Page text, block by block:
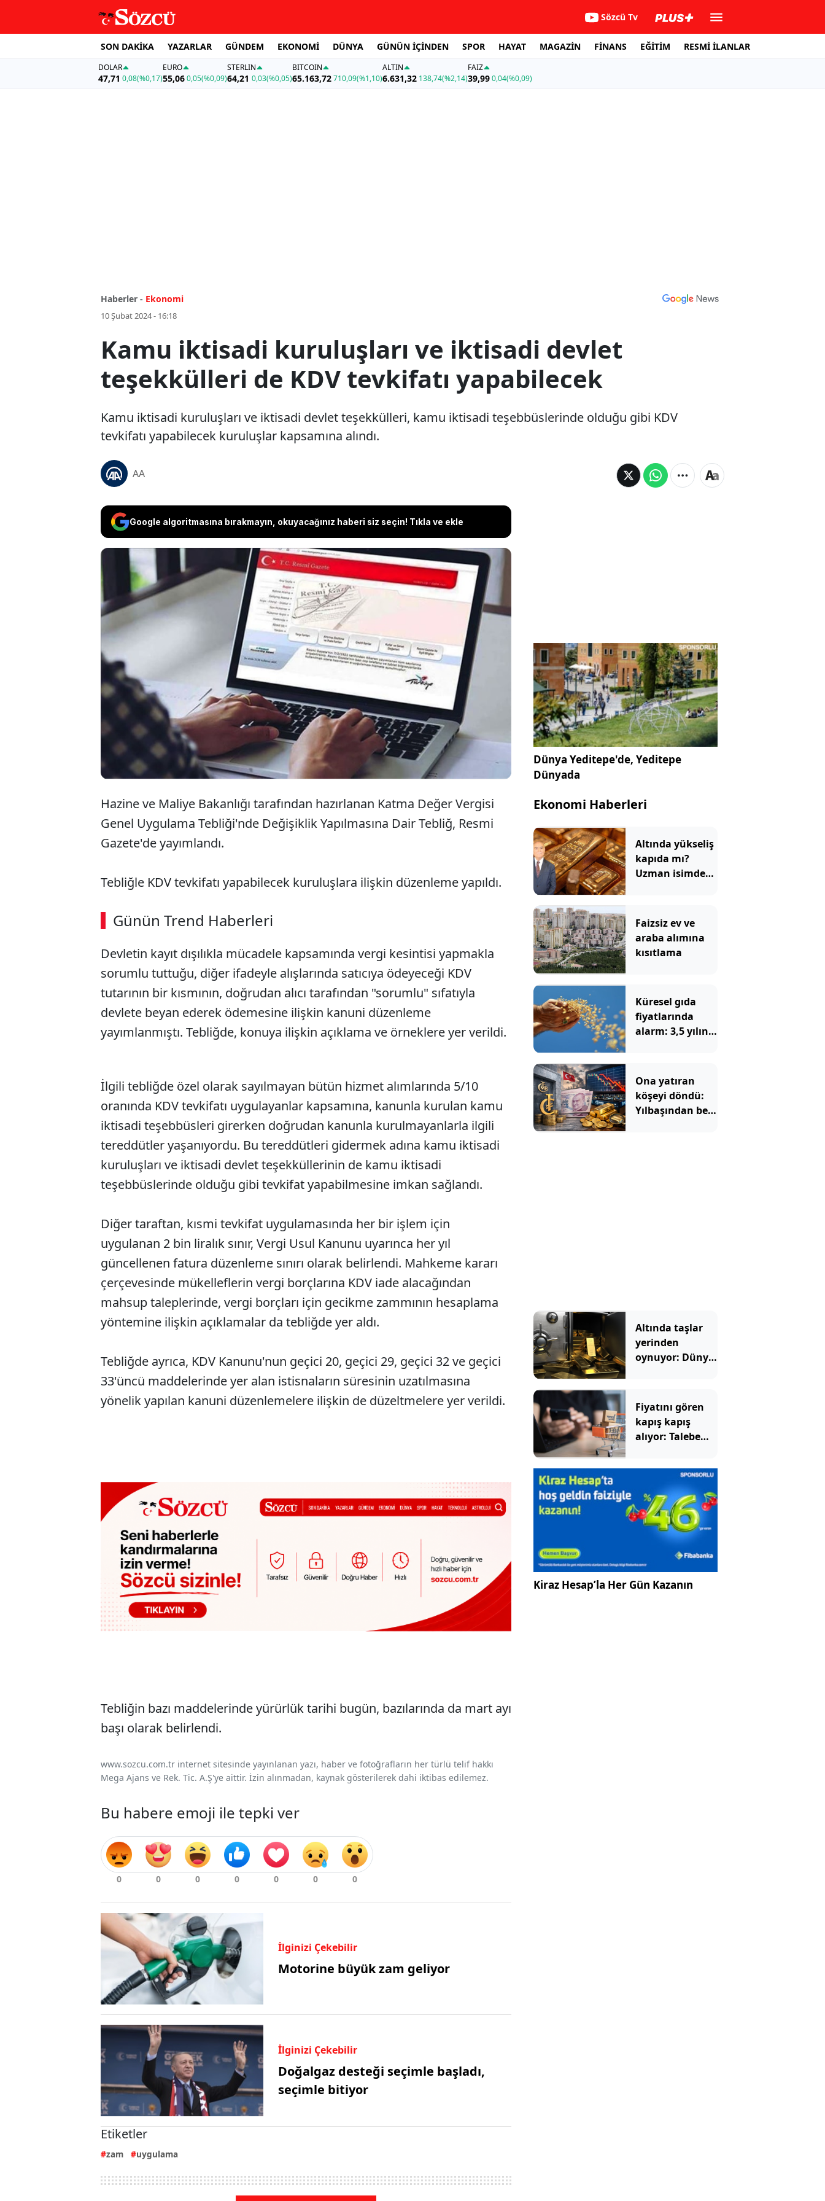
Sözcü Tv
SON DAKİKA YAZARLAR GÜNDEM EKONOMİ DÜNYA GÜNÜN İÇİNDEN SPOR HAYAT MAGAZİN FİNANS EĞİTİM RESMİ İLANLAR
DOLAR
47,71 0,08(%0,17)
EURO
55,06 0,05(%0,09)
STERLIN
64,21 0,03(%0,05)
BITCOIN
65.163,72710,09(%1,10)
ALTIN
6.631,32 138,74(%2,14)
FAİZ
39,990,04(%0,09)
Haberler - Ekonomi
10 Şubat 2024 - 16:18
Kamu iktisadi kuruluşları ve iktisadi devlet
teşekkülleri de KDV tevkifatı yapabilecek
Kamu iktisadi kuruluşları ve iktisadi devlet teşekkülleri, kamu iktisadi teşebbüslerinde olduğu gibi KDV
tevkifatı yapabilecek kuruluşlar kapsamına alındı.
AA
Google algoritmasına bırakmayın, okuyacağınız haberi siz seçin! Tıkla ve ekle
Kamu iktisadi kuruluşları ve iktisadi devlet teşekkülleri,
kamu iktisadi teşebbüslerinde olduğu gibi KDV tevkifatı
yapabilecek kuruluşlar kapsamına alındı.
Hazine ve Maliye Bakanlığı tarafından hazırlanan Katma Değer Vergisi
Genel Uygulama Tebliği'nde Değişiklik Yapılmasına Dair Tebliğ, Resmi
Gazete'de yayımlandı.
Tebliğle KDV tevkifatı yapabilecek kuruluşlara ilişkin düzenleme yapıldı.
Günün Trend Haberleri
00:03 / 02:14
Sesi Aç
Devletin kayıt dışılıkla mücadele kapsamında vergi kesintisi yapmakla
sorumlu tuttuğu, diğer ifadeyle alışlarında satıcıya ödeyeceği KDV
tutarının bir kısmının, doğrudan alıcı tarafından "sorumlu" sıfatıyla
devlete beyan ederek ödemesine ilişkin kanuni düzenleme
yayımlanmıştı. Tebliğde, konuya ilişkin açıklama ve örneklere yer verildi.
İlgili tebliğde özel olarak sayılmayan bütün hizmet alımlarında 5/10
oranında KDV tevkifatı uygulayanlar kapsamına, kanunla kurulan kamu
iktisadi teşebbüsleri girerken doğrudan kanunla kurulmayanlarla ilgili
tereddütler yaşanıyordu. Bu tereddütleri gidermek adına kamu iktisadi
kuruluşları ve iktisadi devlet teşekküllerinin de kamu iktisadi
teşebbüslerinde olduğu gibi tevkifat yapabilmesine imkan sağlandı.
⁠Diğer taraftan, kısmi tevkifat uygulamasında her bir işlem için
uygulanan 2 bin liralık sınır, Vergi Usul Kanunu uyarınca her yıl
güncellenen fatura düzenleme sınırı olarak belirlendi. ⁠Mahkeme kararı
çerçevesinde mükelleflerin vergi borçlarına KDV iade alacağından
mahsup taleplerinde, vergi borçları için gecikme zammının hesaplama
yöntemine ilişkin açıklamalar da tebliğde yer aldı.
Tebliğde ayrıca, KDV Kanunu'nun geçici 20, geçici 29, geçici 32 ve geçici
33'üncü maddelerinde yer alan istisnaların süresinin uzatılmasına
yönelik yapılan kanuni düzenlemelere ilişkin de düzeltmelere yer verildi.
Tebliğin bazı maddelerinde yürürlük tarihi bugün, bazılarında da mart ayı
başı olarak belirlendi.
www.sozcu.com.tr internet sitesinde yayınlanan yazı, haber ve fotoğrafların her türlü telif hakkı
Mega Ajans ve Rek. Tic. A.Ş'ye aittir. İzin alınmadan, kaynak gösterilerek dahi iktibas edilemez.
Bu habere emoji ile tepki ver
İlginizi Çekebilir
Motorine büyük zam geliyor
İlginizi Çekebilir
Doğalgaz desteği seçimle başladı,
seçimle bitiyor
Etiketler
zam uygulama
Dünya Yeditepe'de, Yeditepe
Dünyada
Ekonomi Haberleri
Altında yükseliş
kapıda mı?
Uzman isimden
Faizsiz ev ve
araba alımına
kısıtlama
Küresel gıda
fiyatlarında
alarm: 3,5 yılın
Ona yatıran
köşeyi döndü:
Yılbaşından beri
Altında taşlar
yerinden
oynuyor: Dünya
hamle
Fiyatını gören
kapış kapış
alıyor: Talebe
Kiraz Hesap’la Her Gün Kazanın